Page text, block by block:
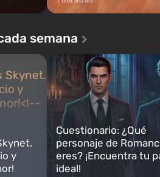
semana
y
Cuestionario: ¿Qué
personaje de
eres? ¡Encuentra tu
ideal!